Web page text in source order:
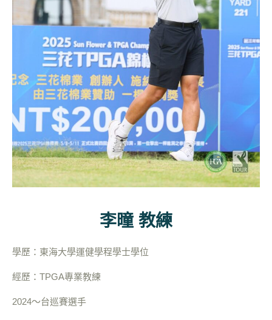
李曈 教練
學歷：東海大學運健學程學士學位
經歷：TPGA專業教練
2024～台巡賽選手